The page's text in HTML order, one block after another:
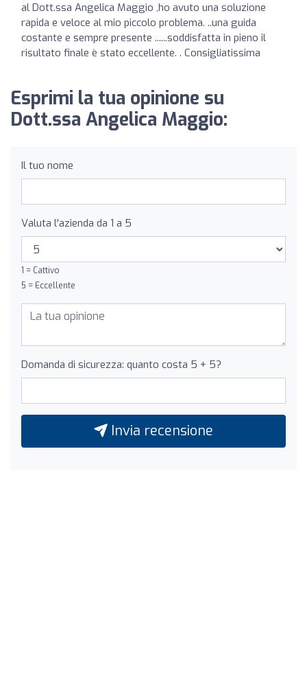
al Dott.ssa Angelica Maggio ,ho avuto una soluzione
rapida e veloce al mio piccolo problema. ..una guida
costante e sempre presente ......soddisfatta in pieno il
risultato finale è stato eccellente. . Consigliatissima
Esprimi la tua opinione su
Dott.ssa Angelica Maggio:
Il tuo nome
Valuta l'azienda da 1 a 5
1 = Cattivo
5 = Eccellente
Domanda di sicurezza: quanto costa 5 + 5?
Invia recensione